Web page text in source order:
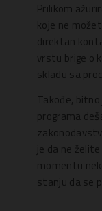
Prilikom
koje ne
direktan
vrstu brige o
skladu sa
Takođe,
programa
je da ne
momentu
stanju da se